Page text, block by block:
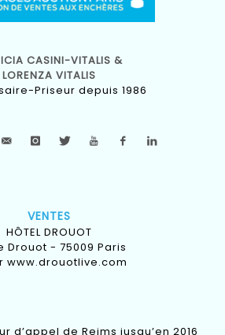
CASINI-VITALIS &
LORENZA VITALIS
Priseur depuis 1986
VENTES
HÔTEL DROUOT
Drouot - 75009 Paris
www.drouotlive.com
d’appel de Reims jusqu’en 2016